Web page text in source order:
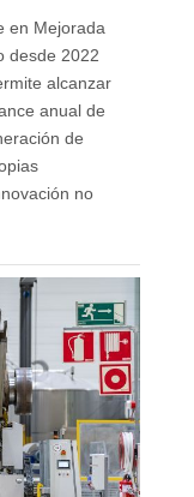
en Mejorada
desde 2022
alcanzar
anual de
de
no